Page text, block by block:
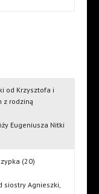
od Krzysztofa i
z rodziną
Eugeniusza Nitki
(20)
Agnieszki,